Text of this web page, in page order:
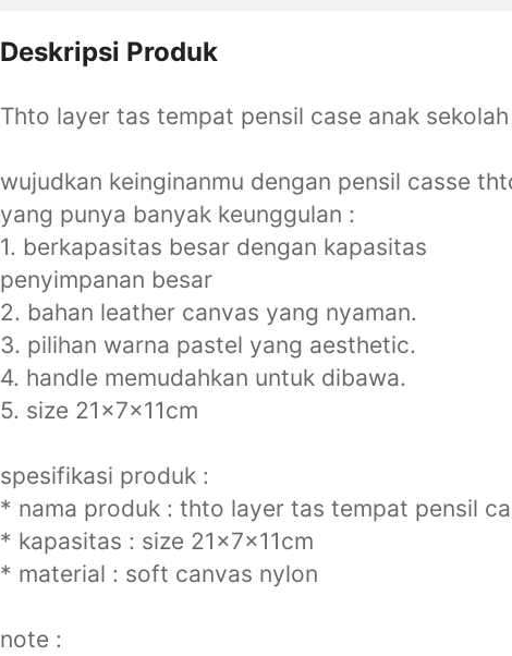
Deskripsi Produk
Thto layer tas tempat pensil case anak sekolah
wujudkan keinginanmu dengan pensil casse
yang punya banyak keunggulan :
1. berkapasitas besar dengan kapasitas
penyimpanan besar
2. bahan leather canvas yang nyaman.
3. pilihan warna pastel yang aesthetic.
4. handle memudahkan untuk dibawa.
5. size 21x7x11cm
spesifikasi produk :
* nama produk : thto layer tas tempat pensil
* kapasitas : size 21x7x11cm
* material : soft canvas nylon
note :